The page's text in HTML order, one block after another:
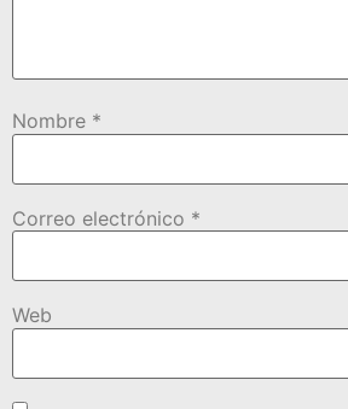
Nombre *
Correo electrónico *
Web